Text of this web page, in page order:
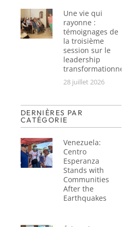
Une vie qui
rayonne :
témoignages de
la troisième
session sur le
leadership
transformationnel
28 juillet 2026
DERNIÈRES PAR
CATÉGORIE
Venezuela:
Centro
Esperanza
Stands with
Communities
After the
Earthquakes